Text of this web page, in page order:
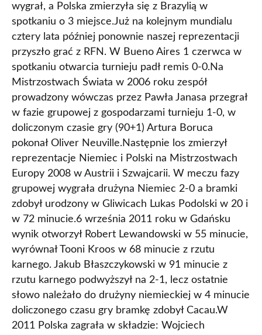
wygrał, a Polska zmierzyła się z Brazylią w
spotkaniu o 3 miejsce.Już na kolejnym mundialu
cztery lata później ponownie naszej reprezentacji
przyszło grać z RFN. W Bueno Aires 1 czerwca w
spotkaniu otwarcia turnieju padł remis 0-0.Na
Mistrzostwach Świata w 2006 roku zespół
prowadzony wówczas przez Pawła Janasa przegrał
w fazie grupowej z gospodarzami turnieju 1-0, w
doliczonym czasie gry (90+1) Artura Boruca
pokonał Oliver Neuville.Następnie los zmierzył
reprezentacje Niemiec i Polski na Mistrzostwach
Europy 2008 w Austrii i Szwajcarii. W meczu fazy
grupowej wygrała drużyna Niemiec 2-0 a bramki
zdobył urodzony w Gliwicach Lukas Podolski w 20 i
w 72 minucie.6 września 2011 roku w Gdańsku
wynik otworzył Robert Lewandowski w 55 minucie,
wyrównał Tooni Kroos w 68 minucie z rzutu
karnego. Jakub Błaszczykowski w 91 minucie z
rzutu karnego podwyższył na 2-1, lecz ostatnie
słowo należało do drużyny niemieckiej w 4 minucie
doliczonego czasu gry bramkę zdobył Cacau.W
2011 Polska zagrała w składzie: Wojciech